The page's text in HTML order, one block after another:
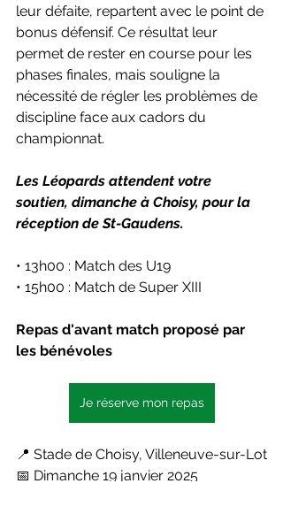
leur défaite, repartent avec le point de
bonus défensif. Ce résultat leur
permet de rester en course pour les
phases finales, mais souligne la
nécessité de régler les problèmes de
discipline face aux cadors du
championnat.
Les Léopards attendent votre
soutien, dimanche à Choisy, pour la
réception de St-Gaudens.
• 13h00 : Match des U19
• 15h00 : Match de Super XIII
Repas d'avant match proposé par
les bénévoles
Je réserve mon repas
📍 Stade de Choisy, Villeneuve-sur-Lot
📅 Dimanche 19 janvier 2025